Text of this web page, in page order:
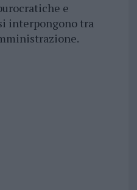
e
interpongono tra